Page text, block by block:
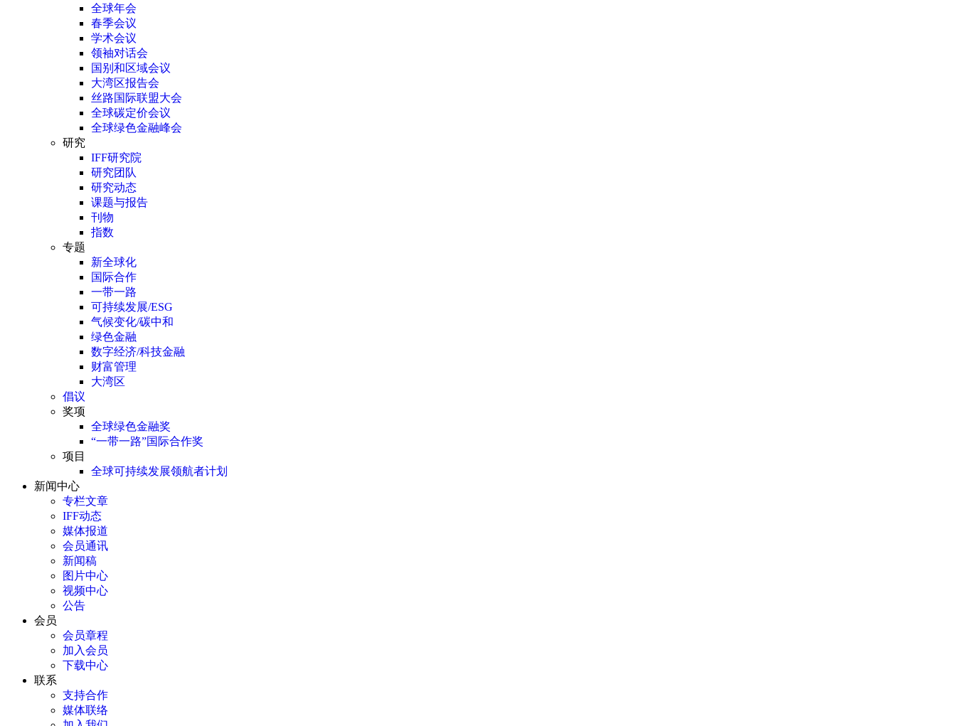
全球年会
春季会议
学术会议
领袖对话会
国别和区域会议
大湾区报告会
丝路国际联盟大会
全球碳定价会议
全球绿色金融峰会
研究
IFF研究院
研究团队
研究动态
课题与报告
刊物
指数
专题
新全球化
国际合作
一带一路
可持续发展/ESG
气候变化/碳中和
绿色金融
数字经济/科技金融
财富管理
大湾区
倡议
奖项
全球绿色金融奖
“一带一路”国际合作奖
项目
全球可持续发展领航者计划
新闻中心
专栏文章
IFF动态
媒体报道
会员通讯
新闻稿
图片中心
视频中心
公告
会员
会员章程
加入会员
下载中心
联系
支持合作
媒体联络